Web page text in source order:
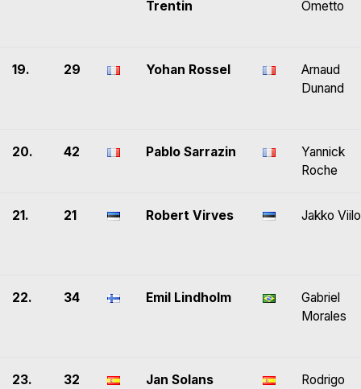
Trentin
Ometto
19. 29 Yohan Rossel
Arnaud
Dunand
20. 42 Pablo Sarrazin
Yannick
Roche
21. 21 Robert Virves Jakko Viilo
22. 34 Emil Lindholm
Gabriel
Morales
23. 32 Jan Solans
Rodrigo